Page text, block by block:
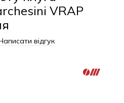
VRAP
відгук